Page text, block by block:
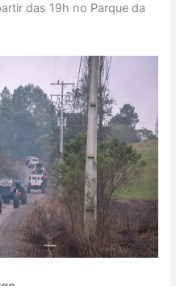
das 19h no Parque da